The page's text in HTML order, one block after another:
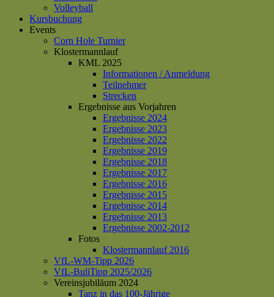
Volleyball
Kursbuchung
Events
Corn Hole Turnier
Klostermannlauf
KML 2025
Informationen / Anmeldung
Teilnehmer
Strecken
Ergebnisse aus Vorjahren
Ergebnisse 2024
Ergebnisse 2023
Ergebnisse 2022
Ergebnisse 2019
Ergebnisse 2018
Ergebnisse 2017
Ergebnisse 2016
Ergebnisse 2015
Ergebnisse 2014
Ergebnisse 2013
Ergebnisse 2002-2012
Fotos
Klostermannlauf 2016
VfL-WM-Tipp 2026
VfL-BuliTipp 2025/2026
Vereinsjubiläum 2024
Tanz in das 100-Jährige